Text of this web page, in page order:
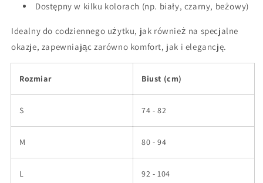
Dostępny w kilku kolorach (np. biały, czarny, beżowy)
Idealny do codziennego użytku, jak również na specjalne
okazje, zapewniając zarówno komfort, jak i elegancję.
Rozmiar Biust (cm)
S 74 - 82
M 80 - 94
L 92 - 104